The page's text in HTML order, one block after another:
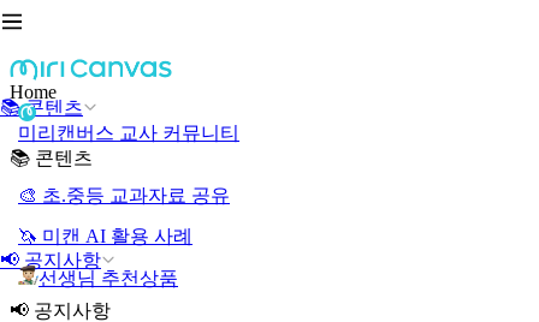
📚 콘텐츠
📢 공지사항
Home
미리캔버스 교사 커뮤니티
📚 콘텐츠
🎨 초.중등 교과자료 공유
🦄 미캔 AI 활용 사례
선생님 추천상품
📢 공지사항